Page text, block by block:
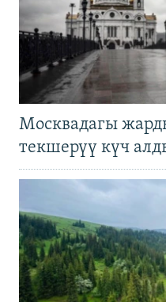
Москвадагы
текшерүү күч